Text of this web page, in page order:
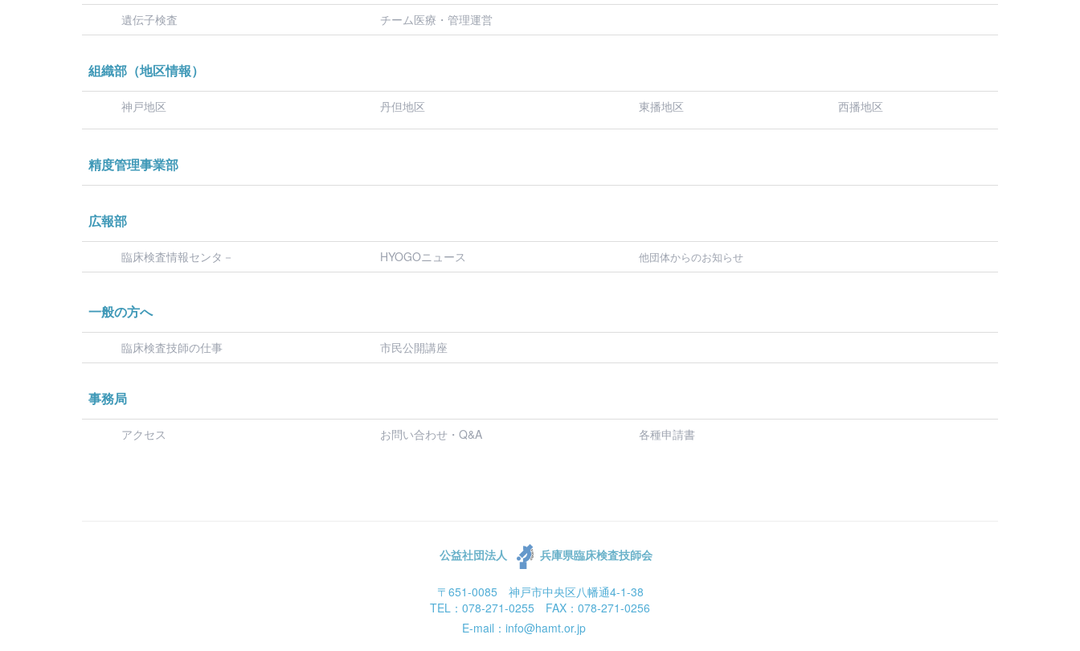
遺伝子検査
チーム医療・管理運営
組織部（地区情報）
神戸地区 丹但地区 東播地区 西播地区
精度管理事業部
広報部
臨床検査情報センタ－ HYOGOニュース 他団体からのお知らせ
一般の方へ
臨床検査技師の仕事 市民公開講座
事務局
アクセス お問い合わせ・Q&A 各種申請書
公益社団法人 兵庫県臨床検査技師会
〒651-0085 神戸市中央区八幡通4-1-38
TEL：078-271-0255 FAX：078-271-0256
E-mail：info@hamt.or.jp